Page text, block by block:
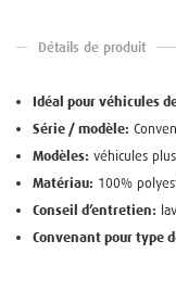
Détails de produit
Idéal pour véhicules
Série / modèle:
Modèles: véhicules
Matériau: 100%
Conseil d’entretien:
Convenant pour type